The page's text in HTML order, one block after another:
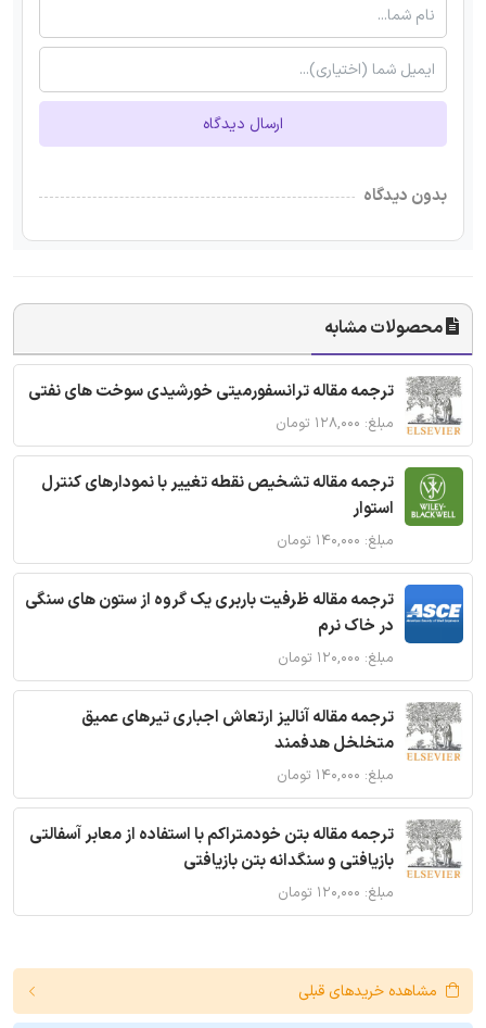
ارسال دیدگاه
بدون دیدگاه
محصولات مشابه
ترجمه مقاله ترانسفورمیتی خورشیدی سوخت های نفتی
مبلغ: ۱۲۸,۰۰۰ تومان
ترجمه مقاله تشخیص نقطه تغییر با نمودارهای کنترل
استوار
مبلغ: ۱۴۰,۰۰۰ تومان
ترجمه مقاله ظرفیت باربری یک گروه از ستون های سنگی
در خاک نرم
مبلغ: ۱۲۰,۰۰۰ تومان
ترجمه مقاله آنالیز ارتعاش اجباری تیرهای عمیق
متخلخل هدفمند
مبلغ: ۱۴۰,۰۰۰ تومان
ترجمه مقاله بتن خودمتراکم با استفاده از معابر آسفالتی
بازیافتی و سنگدانه بتن بازیافتی
مبلغ: ۱۲۰,۰۰۰ تومان
مشاهده خریدهای قبلی